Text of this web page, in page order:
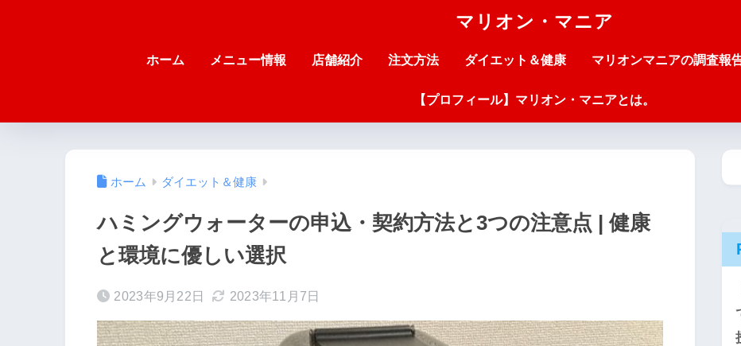
マリオン・マニア
ホーム メニュー情報 店舗紹介 注文方法 ダイエット＆健康 マリオンマニアの調査報
【プロフィール】マリオン・マニアとは。
ホーム ダイエット＆健康
ハミングウォーターの申込・契約方法と3つの注意点 | 健康
と環境に優しい選択
2023年9月22日 2023年11月7日